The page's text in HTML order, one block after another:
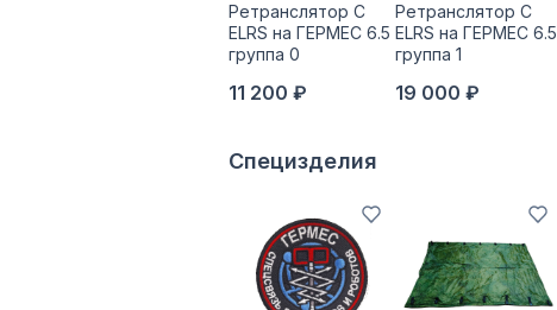
Ретранслятор С
ELRS на ГЕРМЕС 6.5
группа 0
11 200 ₽
Ретранслятор С
ELRS на ГЕРМЕС 6.5
группа 1
19 000 ₽
Специзделия